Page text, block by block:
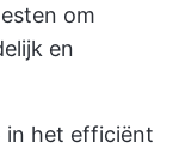
om
en
in het efficiënt